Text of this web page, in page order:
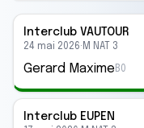
Interclub VAUTOUR
24 mai 2026· M NAT 3
Gerard Maxime B0
Interclub EUPEN